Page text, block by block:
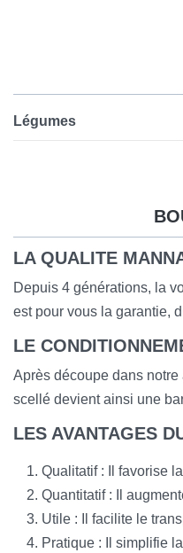
Légumes
LA QUALITE
Depuis 4 générations, la
est pour vous la garantie,
LE
Après découpe dans
scellé devient ainsi une
LES AVANTAGES
Qualitatif : Il favorise
Quantitatif : Il
Utile : Il facilite le
Pratique : Il simplifie